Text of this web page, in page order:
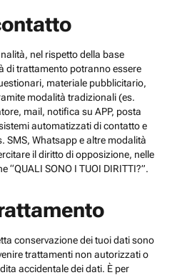
nel rispetto della base
di trattamento potranno essere
materiale pubblicitario,
modalità tradizionali (es.
mail, notifica su APP, posta
automatizzati di contatto e
SMS, Whatsapp e altre modalità
il diritto di opposizione, nelle
“QUALI SONO I TUOI DIRITTI?”.
conservazione dei tuoi dati sono
trattamenti non autorizzati o
accidentale dei dati. È per